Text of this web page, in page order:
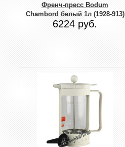
Френч-пресс Bodum
Chambord белый 1л (1928-913)
6224 руб.